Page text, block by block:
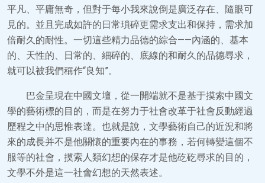
平凡、平庸無奇，但對于每小我來說倒是廣泛存在、隨眼可
見的。並且完成如許的日常瑣碎更需求支出和保持，需求加
倍耐久的耐性。一切這些精力品德的綜合——內涵的、基本
的、天性的、日常的、細碎的、底線的和耐久的品德尋求，
就可以被我們稱作“良知”。
巴金呈現在中國文壇，從一開端就不是基于摸索中國文
學的藝術標的目的，而是在努力于社會改革于社會反動經過
歷程之中的思惟表達。也就是說，文學藝術自己的近況和將
來的成長并不是他關懷的重要內在的事務，若何轉變這個不
服等的社會，摸索人類幻想的保存才是他矻矻尋求的目的，
文學不外是這一社會幻想的天然表述。